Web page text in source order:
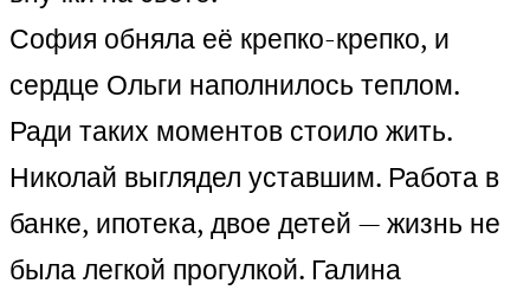
София обняла её крепко-крепко, и
сердце Ольги наполнилось теплом.
Ради таких моментов стоило жить.
Николай выглядел уставшим. Работа в
банке, ипотека, двое детей — жизнь не
была легкой прогулкой. Галина